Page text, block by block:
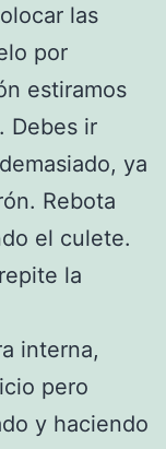
las
por
estiramos
Debes ir
ya
Rebota
el culete.
la
interna,
pero
y haciendo